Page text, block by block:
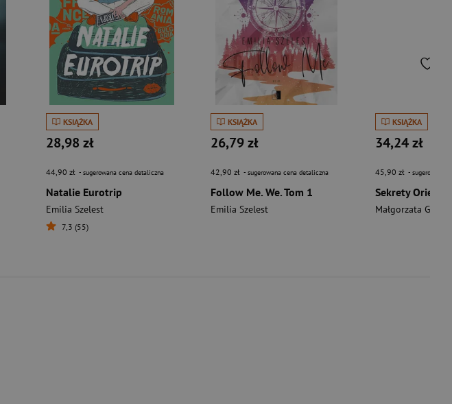
KSIĄŻKA
28,98 zł
44,90 zł - sugerowana cena detaliczna
Natalie Eurotrip
Emilia Szelest
7,3 (55)
KSIĄŻKA
26,79 zł
42,90 zł - sugerowana cena detaliczna
Follow Me. We. Tom 1
Emilia Szelest
KSIĄŻKA
34,24 zł
45,90 zł - sugerowana
Małgorzata